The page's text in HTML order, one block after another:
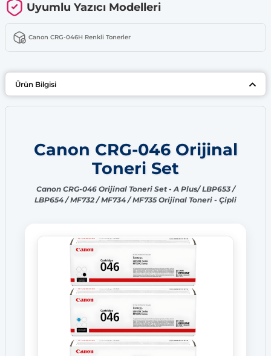
Uyumlu Yazıcı Modelleri
Canon CRG-046H Renkli Tonerler
Ürün Bilgisi
Canon CRG-046 Orijinal
Toneri Set
Canon CRG-046 Orijinal Toneri Set - A Plus/ LBP653 /
LBP654 / MF732 / MF734 / MF735 Orijinal Toneri - Çipli